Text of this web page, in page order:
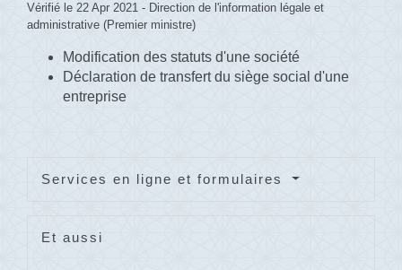
Vérifié le 22 Apr 2021 - Direction de l'information légale et
administrative (Premier ministre)
Modification des statuts d'une société
Déclaration de transfert du siège social d'une
entreprise
Services en ligne et formulaires
Et aussi